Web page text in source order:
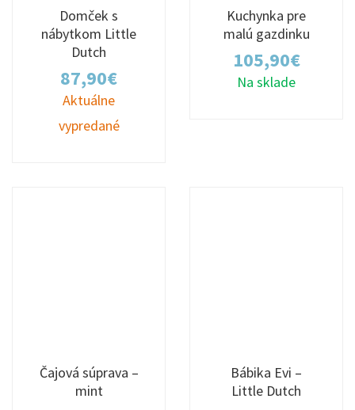
Domček s
nábytkom Little
Dutch
87,90€
Aktuálne
vypredané
Kuchynka pre
malú gazdinku
105,90€
Na sklade
Čajová súprava –
mint
Bábika Evi –
Little Dutch